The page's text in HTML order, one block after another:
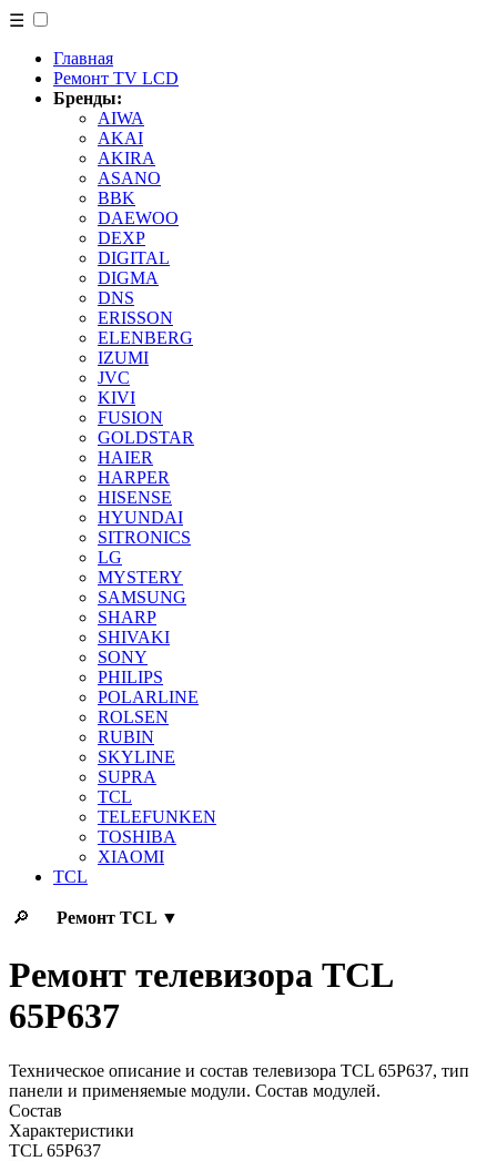
☰
Главная
Ремонт TV LCD
Бренды:
AIWA
AKAI
AKIRA
ASANO
BBK
DAEWOO
DEXP
DIGITAL
DIGMA
DNS
ERISSON
ELENBERG
IZUMI
JVC
KIVI
FUSION
GOLDSTAR
HAIER
HARPER
HISENSE
HYUNDAI
SITRONICS
LG
MYSTERY
SAMSUNG
SHARP
SHIVAKI
SONY
PHILIPS
POLARLINE
ROLSEN
RUBIN
SKYLINE
SUPRA
TCL
TELEFUNKEN
TOSHIBA
XIAOMI
TCL
🔎 Ремонт TCL ▼
Ремонт телевизора TCL
65P637
Техническое описание и состав телевизора TCL 65P637, тип
панели и применяемые модули. Состав модулей.
Состав
Характеристики
TCL 65P637